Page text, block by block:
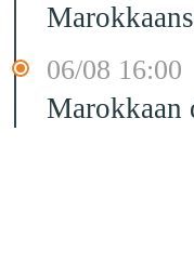
06/08 16:00
Marokkaan